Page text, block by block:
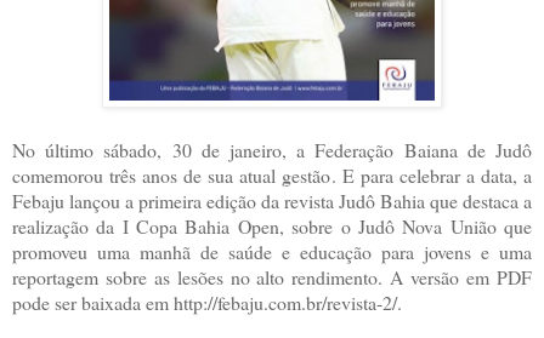
No último sábado, 30 de janeiro, a Federação Baiana de Judô
comemorou três anos de sua atual gestão. E para celebrar a data, a
Febaju lançou a primeira edição da revista Judô Bahia que destaca a
realização da I Copa Bahia Open, sobre o Judô Nova União que
promoveu uma manhã de saúde e educação para jovens e uma
reportagem sobre as lesões no alto rendimento. A versão em PDF
pode ser baixada em http://febaju.com.br/revista-2/.